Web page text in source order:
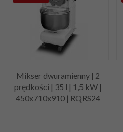
Mikser dwuramienny | 2
prędkości | 35 l | 1,5 kW |
450x710x910 | RQRS24